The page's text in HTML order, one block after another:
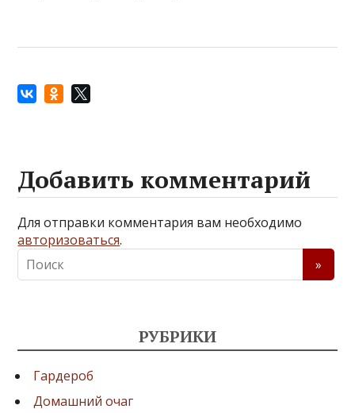
Добавить комментарий
Для отправки комментария вам необходимо
авторизоваться.
РУБРИКИ
Гардероб
Домашний очаг